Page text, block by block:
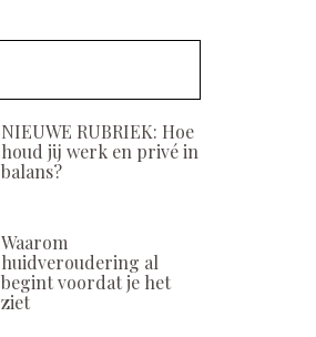
NIEUWE RUBRIEK: Hoe
houd jij werk en privé in
balans?
Waarom
huidveroudering al
begint voordat je het
ziet